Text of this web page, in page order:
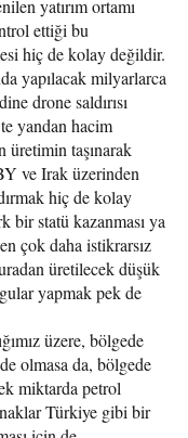
yatırım ortamı
ettiği bu
hiç de kolay değildir.
yapılacak milyarlarca
drone saldırısı
yandan hacim
üretimin taşınarak
ve Irak üzerinden
hiç de kolay
statü kazanması ya
çok daha istikrarsız
üretilecek düşük
yapmak pek de
üzere, bölgede
olmasa da, bölgede
miktarda petrol
Türkiye gibi bir